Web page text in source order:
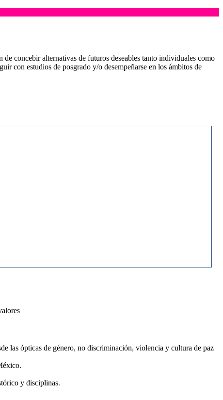
concebir alternativas de futuros deseables tanto individuales como
con estudios de posgrado y/o desempeñarse en los ámbitos de
las ópticas de género, no discriminación, violencia y cultura de paz
y disciplinas.